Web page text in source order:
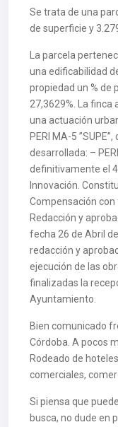
Se trata de una
de superficie y
La parcela
una edificabilidad
propiedad un % de
27,3629%. La
una actuación
PERI MA-5
desarrollada: –
definitivamente el
Innovación.
Compensación con
Redacción y
fecha 26 de Abril
redacción y
ejecución de las
finalizadas la
Ayuntamiento.
Bien comunicado
Córdoba. A pocos
Rodeado de
comerciales,
Si piensa que
busca, no dude en